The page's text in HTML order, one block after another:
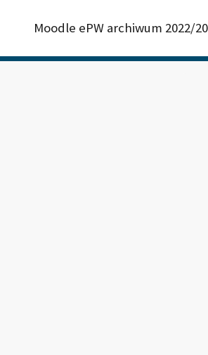
Moodle ePW archiwum 2022/